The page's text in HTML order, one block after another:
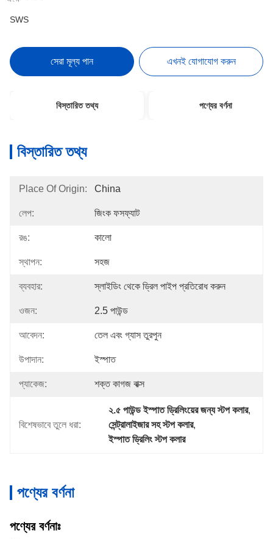
SWS
সেরা মূল্য পান এখনই যোগাযোগ করুন
বিস্তারিত তথ্য পণ্যের বর্ণনা
বিস্তারিত তথ্য
Place Of Origin: China
লেপ: জিংক ফসফ্যাট
রঙ: কালো
স্থাপন: সহজ
ব্যবহার: স্লাইডিং থেকে ড্রিল পাইপ প্রতিরোধ করুন
ওজন: 2.5 পাউন্ড
আবেদন: তেল এবং গ্যাস তুরপুন
উপাদান: ইস্পাত
প্যাকেজ: শক্ত কাগজ বাক্স
বিশেষভাবে তুলে ধরা:
২.৫ পাউন্ড ইস্পাত ড্রিলিংয়ের জন্য স্টপ কলার
সেন্ট্রালাইজার সহ স্টপ কলার,
ইস্পাত ড্রিলিং স্টপ কলার
পণ্যের বর্ণনা
পণ্যের বর্ণনাঃ